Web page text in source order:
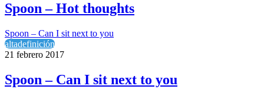
Spoon – Hot thoughts
Spoon – Can I sit next to you
altadefinición
21 febrero 2017
Spoon – Can I sit next to you